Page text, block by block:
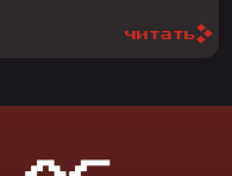
читать